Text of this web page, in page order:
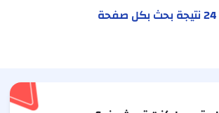
24نتيجة بحث بكل صفحة